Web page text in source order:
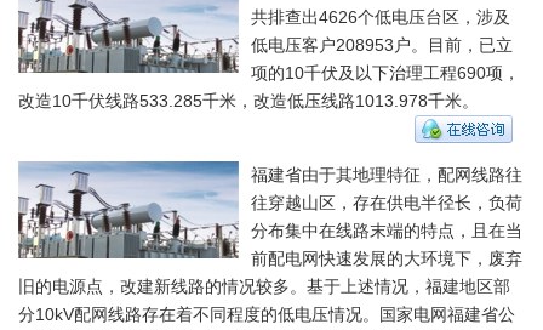
共排查出4626个低电压台区，涉及
低电压客户208953户。目前，已立
项的10千伏及以下治理工程690项，
改造10千伏线路533.285千米，改造低压线路1013.978千米。
福建省由于其地理特征，配网线路往
往穿越山区，存在供电半径长，负荷
分布集中在线路末端的特点，且在当
前配电网快速发展的大环境下，废弃
旧的电源点，改建新线路的情况较多。基于上述情况，福建地区部
分10kV配网线路存在着不同程度的低电压情况。国家电网福建省公